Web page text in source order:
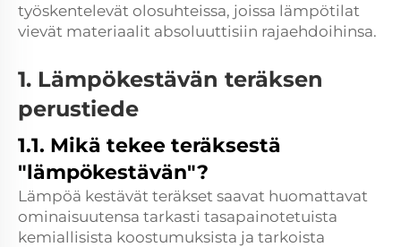
työskentelevät olosuhteissa, joissa lämpötilat
vievät materiaalit absoluuttisiin rajaehdoihinsa.
1. Lämpökestävän teräksen
perustiede
1.1. Mikä tekee teräksestä
"lämpökestävän"?
Lämpöä kestävät teräkset saavat huomattavat
ominaisuutensa tarkasti tasapainotetuista
kemiallisista koostumuksista ja tarkoista